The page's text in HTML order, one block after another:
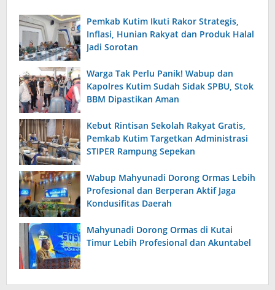
Pemkab Kutim Ikuti Rakor Strategis,
Inflasi, Hunian Rakyat dan Produk Halal
Jadi Sorotan
Warga Tak Perlu Panik! Wabup dan
Kapolres Kutim Sudah Sidak SPBU, Stok
BBM Dipastikan Aman
Kebut Rintisan Sekolah Rakyat Gratis,
Pemkab Kutim Targetkan Administrasi
STIPER Rampung Sepekan
Wabup Mahyunadi Dorong Ormas Lebih
Profesional dan Berperan Aktif Jaga
Kondusifitas Daerah
Mahyunadi Dorong Ormas di Kutai
Timur Lebih Profesional dan Akuntabel